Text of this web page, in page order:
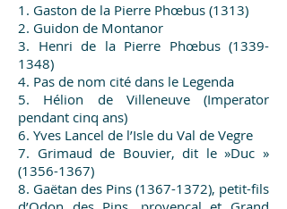
1. Gaston de la Pierre Phœbus (1313)
2. Guidon de Montanor
3. Henri de la Pierre Phœbus (1339-
1348)
4. Pas de nom cité dans le Legenda
5. Hélion de Villeneuve (Imperator
pendant cinq ans)
6. Yves Lancel de l’Isle du Val de Vegre
7. Grimaud de Bouvier, dit le »Duc »
(1356-1367)
8. Gaëtan des Pins (1367-1372), petit-fils